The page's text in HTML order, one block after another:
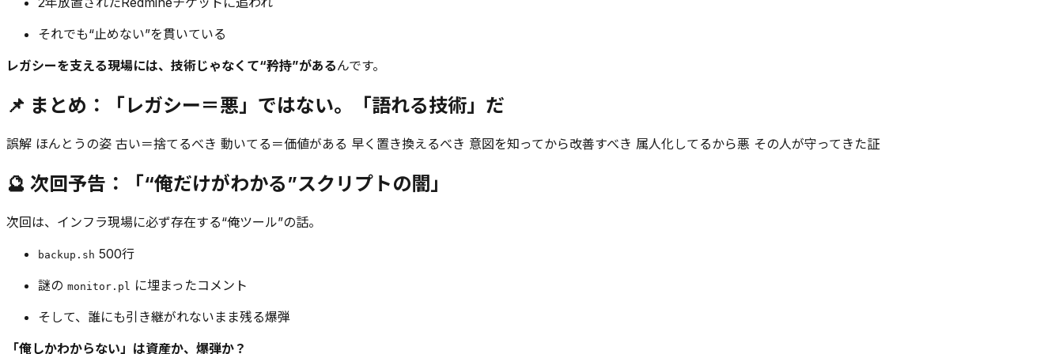
それでも“止めない”を貫いている
レガシーを支える現場には、技術じゃなくて“矜持”があるんです。
📌 まとめ：「レガシー＝悪」ではない。「語れる技術」だ
誤解 ほんとうの姿 古い＝捨てるべき 動いてる＝価値がある 早く置き換えるべき 意図を知ってから改善すべき 属人化してるから悪 その人が守ってきた証
🔮 次回予告：「“俺だけがわかる”スクリプトの闇」
次回は、インフラ現場に必ず存在する“俺ツール”の話。
backup.sh 500行
謎の monitor.pl
に埋まったコメント
そして、誰にも引き継がれないまま残る爆弾
「俺しかわからない」は資産か、爆弾か？